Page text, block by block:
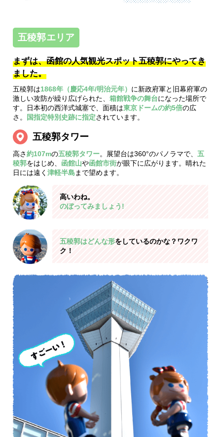
五稜郭エリア
まずは、函館の人気観光スポット五稜郭にやってき
ました。
五稜郭は1868年（慶応4年/明治元年） に新政府軍と旧幕府軍の
激しい攻防が繰り広げられた、箱館戦争の舞台になった場所で
す。日本初の西洋式城塞で、面積は東京ドームの約5倍の広
さ。
国指定特別史跡に指定されています。
五稜郭タワー
高さ約107mの五稜郭タワー。展望台は360°のパノラマで、五
稜郭をはじめ、 函館山や函館市街が眼下に広がります。晴れた
日には遠く津軽半島まで望めます。
高いわね。
のぼってみましょう!
五稜郭はどんな形をしているのかな？ワクワ
ク！